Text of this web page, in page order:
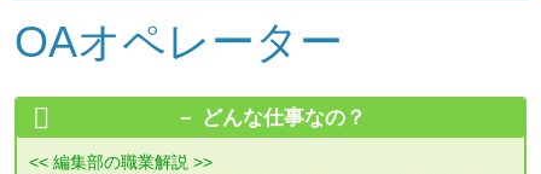
OAオペレーター
どんな仕事なの？
<< 編集部の職業解説 >>